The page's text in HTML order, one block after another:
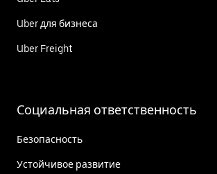
Uber для бизнеса
Uber Freight
Социальная ответственность
Безопасность
Устойчивое развитие